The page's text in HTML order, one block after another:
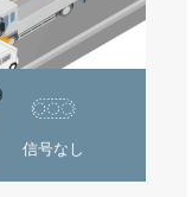
信号なし